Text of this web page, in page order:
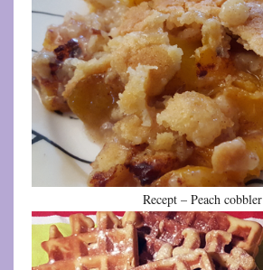
Recept – Peach cobbler